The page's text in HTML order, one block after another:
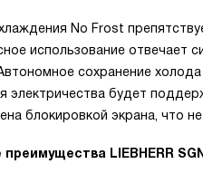
No Frost
использование отвечает
сохранение
электричества будет
блокировкой экрана, что
LIEBHERR